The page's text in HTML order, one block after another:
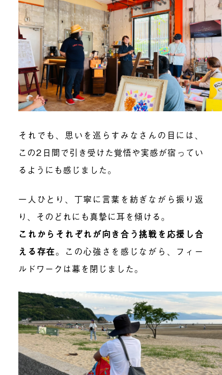
それでも、思いを巡らすみなさんの目には、
この2日間で引き受けた覚悟や実感が宿ってい
るようにも感じました。
一人ひとり、丁寧に言葉を紡ぎながら振り返
り、そのどれにも真摯に耳を傾ける。
これからそれぞれが向き合う挑戦を応援し合
える存在。
この心強さを感じながら、フィー
ルドワークは幕を閉じました。